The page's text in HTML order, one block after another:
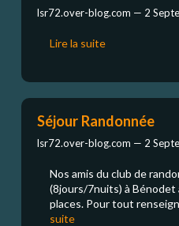
lsr72.over-blog.com — 2
Lire la suite
Séjour Randonnée
lsr72.over-blog.com — 2
Nos amis du club de
(8jours/7nuits) à Bénodet
places. Pour tout
suite